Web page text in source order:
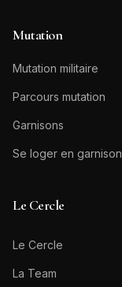
Mutation
Mutation militaire
Parcours mutation
Garnisons
Se loger en garnison
Le Cercle
Le Cercle
La Team